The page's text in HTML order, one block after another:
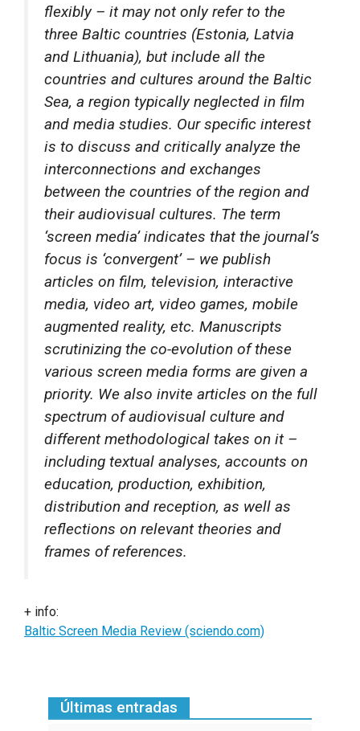
flexibly – it may not only refer to the
three Baltic countries (Estonia, Latvia
and Lithuania), but include all the
countries and cultures around the Baltic
Sea, a region typically neglected in film
and media studies. Our specific interest
is to discuss and critically analyze the
interconnections and exchanges
between the countries of the region and
their audiovisual cultures. The term
‘screen media’ indicates that the journal’s
focus is ‘convergent’ – we publish
articles on film, television, interactive
media, video art, video games, mobile
augmented reality, etc. Manuscripts
scrutinizing the co-evolution of these
various screen media forms are given a
priority. We also invite articles on the full
spectrum of audiovisual culture and
different methodological takes on it –
including textual analyses, accounts on
education, production, exhibition,
distribution and reception, as well as
reflections on relevant theories and
frames of references.
+ info:
Baltic Screen Media Review (sciendo.com)
Últimas entradas